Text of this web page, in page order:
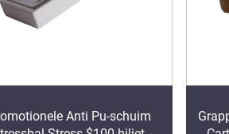
Anti Pu-schuim